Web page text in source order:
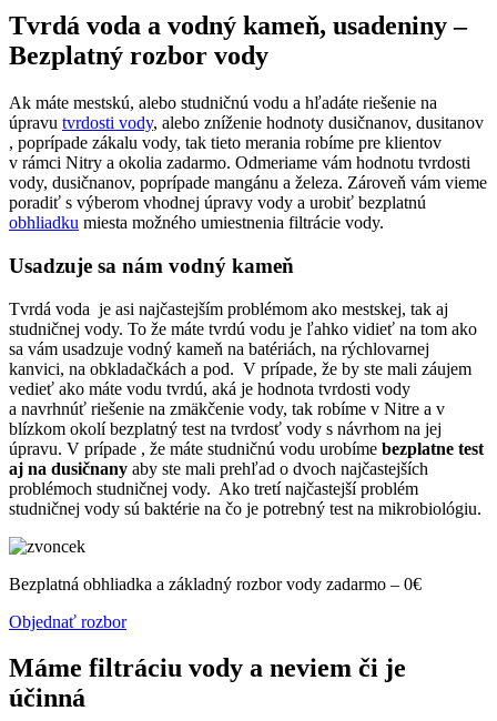
Tvrdá voda a vodný kameň, usadeniny –
Bezplatný rozbor vody
Ak máte mestskú, alebo studničnú vodu a hľadáte riešenie na
úpravu tvrdosti vody, alebo zníženie hodnoty dusičnanov, dusitanov
, poprípade zákalu vody, tak tieto merania robíme pre klientov
v rámci Nitry a okolia zadarmo. Odmeriame vám hodnotu tvrdosti
vody, dusičnanov, poprípade mangánu a železa. Zároveň vám vieme
poradiť s výberom vhodnej úpravy vody a urobiť bezplatnú
obhliadku miesta možného umiestnenia filtrácie vody.
Usadzuje sa nám vodný kameň
Tvrdá voda je asi najčastejším problémom ako mestskej, tak aj
studničnej vody. To že máte tvrdú vodu je ľahko vidieť na tom ako
sa vám usadzuje vodný kameň na batériách, na rýchlovarnej
kanvici, na obkladačkách a pod. V prípade, že by ste mali záujem
vedieť ako máte vodu tvrdú, aká je hodnota tvrdosti vody
a navrhnúť riešenie na zmäkčenie vody, tak robíme v Nitre a v
blízkom okolí bezplatný test na tvrdosť vody s návrhom na jej
úpravu. V prípade , že máte studničnú vodu urobíme bezplatne test
aj na dusičnany aby ste mali prehľad o dvoch najčastejších
problémoch studničnej vody. Ako tretí najčastejší problém
studničnej vody sú baktérie na čo je potrebný test na mikrobiológiu.
Bezplatná obhliadka a základný rozbor vody zadarmo – 0€
Objednať rozbor
Máme filtráciu vody a neviem či je
účinná